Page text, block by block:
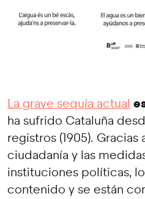
La grave sequía actual
ha sufrido Cataluña
registros (1905).
ciudadanía y las
instituciones políticas,
contenido y se están